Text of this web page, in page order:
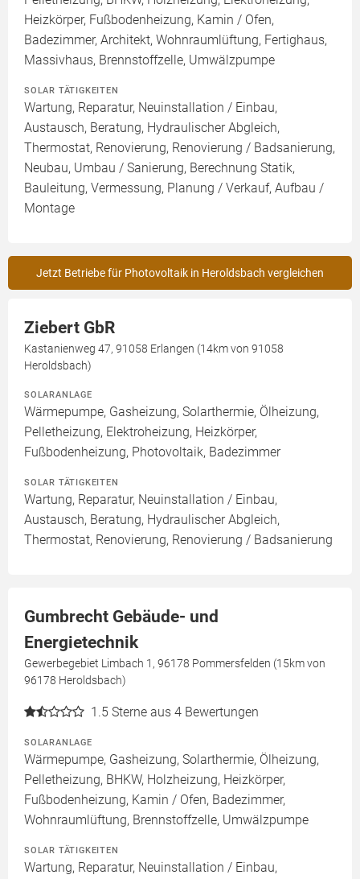
Heizkörper, Fußbodenheizung, Kamin / Ofen,
Badezimmer, Architekt, Wohnraumlüftung, Fertighaus,
Massivhaus, Brennstoffzelle, Umwälzpumpe
SOLAR TÄTIGKEITEN
Wartung, Reparatur, Neuinstallation / Einbau,
Austausch, Beratung, Hydraulischer Abgleich,
Thermostat, Renovierung, Renovierung / Badsanierung,
Neubau, Umbau / Sanierung, Berechnung Statik,
Bauleitung, Vermessung, Planung / Verkauf, Aufbau /
Montage
Jetzt Betriebe für Photovoltaik in Heroldsbach vergleichen
Ziebert GbR
Kastanienweg 47, 91058 Erlangen (14km von 91058
Heroldsbach)
SOLARANLAGE
Wärmepumpe, Gasheizung, Solarthermie, Ölheizung,
Pelletheizung, Elektroheizung, Heizkörper,
Fußbodenheizung, Photovoltaik, Badezimmer
SOLAR TÄTIGKEITEN
Wartung, Reparatur, Neuinstallation / Einbau,
Austausch, Beratung, Hydraulischer Abgleich,
Thermostat, Renovierung, Renovierung / Badsanierung
Gumbrecht Gebäude- und
Energietechnik
Gewerbegebiet Limbach 1, 96178 Pommersfelden (15km von
96178 Heroldsbach)
1.5 Sterne aus 4 Bewertungen
SOLARANLAGE
Wärmepumpe, Gasheizung, Solarthermie, Ölheizung,
Pelletheizung, BHKW, Holzheizung, Heizkörper,
Fußbodenheizung, Kamin / Ofen, Badezimmer,
Wohnraumlüftung, Brennstoffzelle, Umwälzpumpe
SOLAR TÄTIGKEITEN
Wartung, Reparatur, Neuinstallation / Einbau,